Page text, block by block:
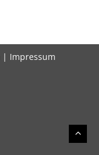
| Impressum